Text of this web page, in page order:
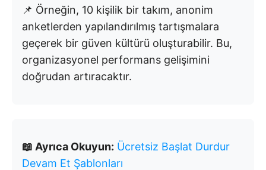
📌 Örneğin, 10 kişilik bir takım, anonim
anketlerden yapılandırılmış tartışmalara
geçerek bir güven kültürü oluşturabilir. Bu,
organizasyonel performans gelişimini
doğrudan artıracaktır.
📖 Ayrıca Okuyun: Ücretsiz Başlat Durdur
Devam Et Şablonları